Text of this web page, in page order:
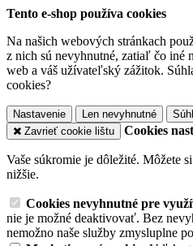
Tento e-shop používa cookies
Na našich webových stránkach
z nich sú nevyhnutné, zatiaľ čo iné
web a váš užívateľský zážitok.
cookies?
Nastavenie Len nevyhnutné
Zavrieť cookie lištu
Cookies
Vaše súkromie je dôležité. Môžete
nižšie.
Cookies nevyhnutné pre
nie je možné deaktivovať. Bez
nemožno naše služby zmysluplne